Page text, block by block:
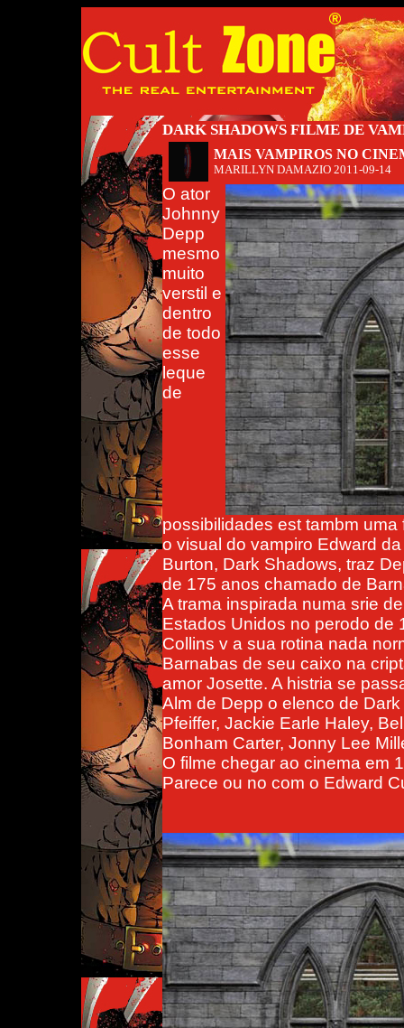
DARK SHADOWS FILME DE
MAIS VAMPIROS NO
MARILLYN DAMAZIO 2011-09-14
O ator
Johnny
Depp
mesmo
muito
verstil e
dentro
de todo
esse
leque
de
possibilidades est tambm
o visual do vampiro Edward
Burton, Dark Shadows, traz
de 175 anos chamado de
A trama inspirada numa srie
Estados Unidos no perodo de
Collins v a sua rotina nada
Barnabas de seu caixo na
amor Josette. A histria se
Alm de Depp o elenco de
Pfeiffer, Jackie Earle Haley,
Bonham Carter, Jonny Lee
O filme chegar ao cinema em
Parece ou no com o Edward